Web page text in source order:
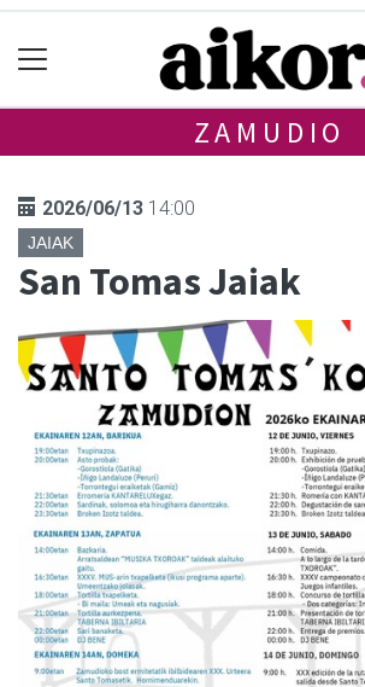
ZAMUDIO
2026/06/13 14:00
JAIAK
San Tomas Jaiak